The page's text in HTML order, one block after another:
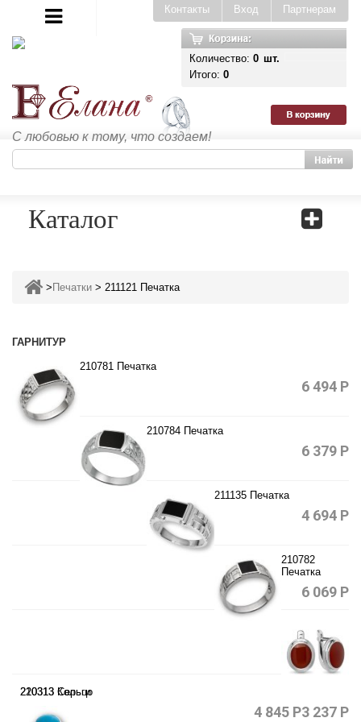
С любовью к тому, что создаем!
Партнерам
Вход
Контакты
Количество: 0 шт.
Итого: 0
Каталог
> Печатки > 211121 Печатка
ГАРНИТУР
210781 Печатка
6 494 Р
210784 Печатка
6 379 Р
211135 Печатка
4 694 Р
210782
Печатка
6 069 Р
220313 Серьги
3 237 Р
210313 Кольцо
4 845 Р